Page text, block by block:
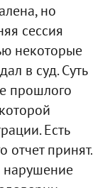
но
сессия
некоторые
в суд. Суть
прошлого
Есть
отчет принят.
нарушение